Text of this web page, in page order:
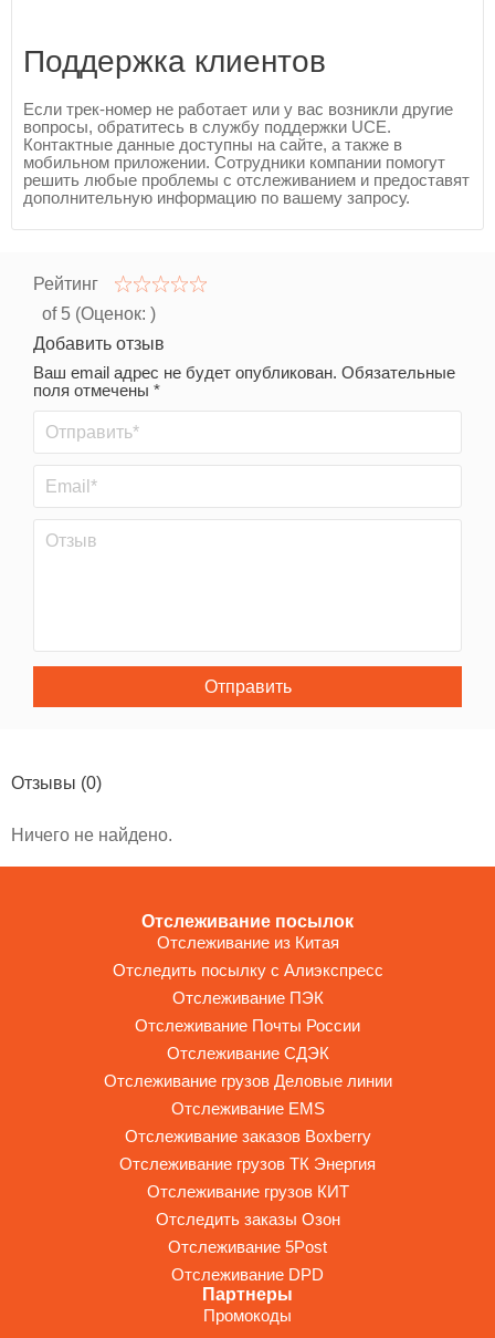
Поддержка клиентов
Если трек-номер не работает или у вас возникли другие
вопросы, обратитесь в службу поддержки UCE.
Контактные данные доступны на сайте, а также в
мобильном приложении. Сотрудники компании помогут
решить любые проблемы с отслеживанием и предоставят
дополнительную информацию по вашему запросу.
Рейтинг
of 5 (Оценок: )
Добавить отзыв
Ваш email адрес не будет опубликован. Обязательные
поля отмечены *
Отправить
Отзывы (0)
Ничего не найдено.
Отслеживание посылок
Отслеживание из Китая
Отследить посылку с Алиэкспресс
Отслеживание ПЭК
Отслеживание Почты России
Отслеживание СДЭК
Отслеживание грузов Деловые линии
Отслеживание EMS
Отслеживание заказов Boxberry
Отслеживание грузов ТК Энергия
Отслеживание грузов КИТ
Отследить заказы Озон
Отслеживание 5Post
Отслеживание DPD
Партнеры
Промокоды